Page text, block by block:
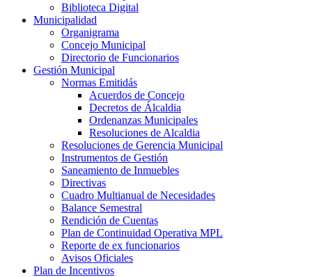
Biblioteca Digital
Municipalidad
Organigrama
Concejo Municipal
Directorio de Funcionarios
Gestión Municipal
Normas Emitidás
Acuerdos de Concejo
Decretos de Álcaldia
Ordenanzas Municipales
Resoluciones de Alcaldia
Resoluciones de Gerencia Municipal
Instrumentos de Gestión
Saneamiento de Inmuebles
Directivas
Cuadro Multianual de Necesidades
Balance Semestral
Rendición de Cuentas
Plan de Continuidad Operativa MPL
Reporte de ex funcionarios
Avisos Oficiales
Plan de Incentivos